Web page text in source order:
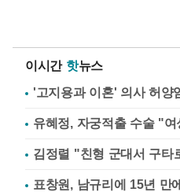
이시간 핫뉴스
'고지용과 이혼' 의사 허양
유혜정, 자궁적출 수술 "
김정렬 "친형 군대서 구
표창원, 남규리에 15년